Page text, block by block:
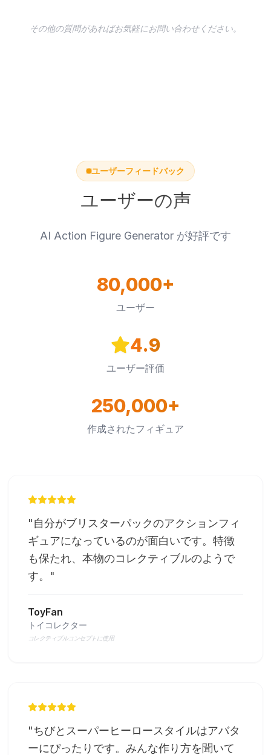
HEIC、HEIF をサポートしています。
その他の質問があればお気軽にお問い合わせください。
ユーザーフィードバック
ユーザーの声
AI Action Figure Generator が好評です
80,000+
ユーザー
4.9
ユーザー評価
250,000+
作成されたフィギュア
"自分がブリスターパックのアクションフィ
ギュアになっているのが面白いです。特徴
も保たれ、本物のコレクティブルのようで
す。
"
ToyFan
トイコレクター
コレクティブルコンセプトに使用
"ちびとスーパーヒーロースタイルはアバタ
ーにぴったりです。みんな作り方を聞いて